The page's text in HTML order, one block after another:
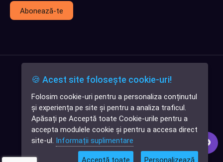
✕
Cauți o aplicație
software?
Abonează-te
🍪 Acest site folosește cookie-uri!
Folosim cookie-uri pentru a personaliza conținutul
și experiența pe site și pentru a analiza traficul.
Apăsați pe Acceptă toate Cookie-urile pentru a
accepta modulele cookie și pentru a accesa direct
site-ul. Informații suplimentare
Acceptă toate Personalizează